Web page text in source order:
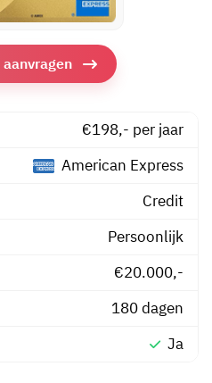
€198,- per jaar
American Express
Credit
Persoonlijk
€20.000,-
180 dagen
Ja